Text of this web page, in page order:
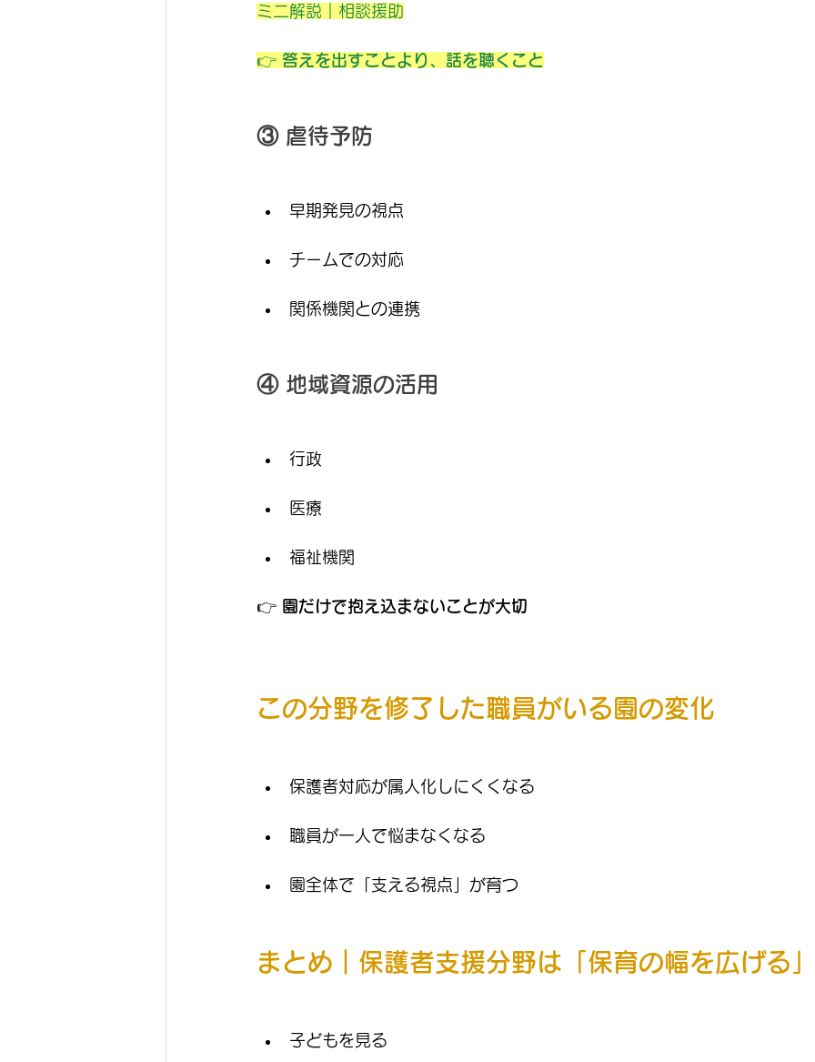
ミニ解説｜相談援助
👉 答えを出すことより、話を聴くこと
③ 虐待予防
早期発見の視点
チームでの対応
関係機関との連携
④ 地域資源の活用
行政
医療
福祉機関
👉 園だけで抱え込まないことが大切
この分野を修了した職員がいる園の変化
保護者対応が属人化しにくくなる
職員が一人で悩まなくなる
園全体で「支える視点」が育つ
まとめ｜保護者支援分野は「保育の幅を広げる
子どもを見る